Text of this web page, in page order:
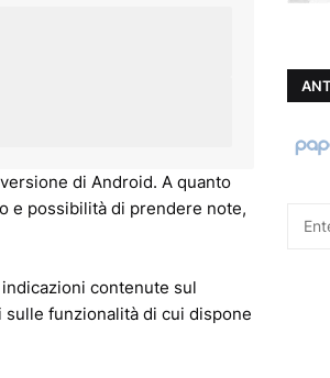
di Android. A quanto
e possibilità di prendere note,
contenute sul
funzionalità di cui dispone